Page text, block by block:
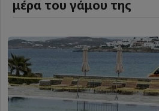
μέρα του γάμου της